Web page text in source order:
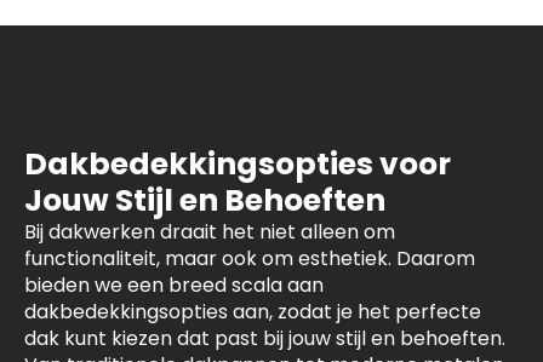
Dakbedekkingsopties voor
Jouw Stijl en Behoeften
Bij dakwerken draait het niet alleen om
functionaliteit, maar ook om esthetiek. Daarom
bieden we een breed scala aan
dakbedekkingsopties aan, zodat je het perfecte
dak kunt kiezen dat past bij jouw stijl en behoeften.